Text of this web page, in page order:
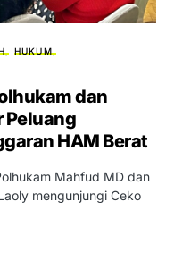
HUKUM
dan
Peluang
HAM Berat
Mahfud MD dan
mengunjungi Ceko